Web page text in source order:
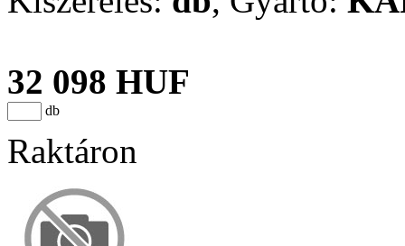
32 098 HUF
db
Raktáron